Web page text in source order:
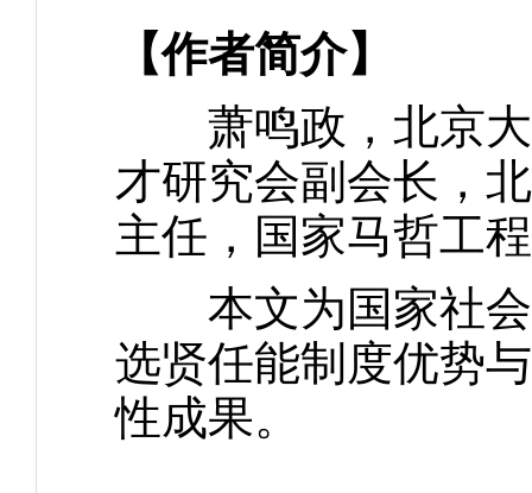
【作者简介】
萧鸣政，北京大
才研究会副会长，
主任，国家马哲工
本文为国家社会
选贤任能制度优势
性成果。